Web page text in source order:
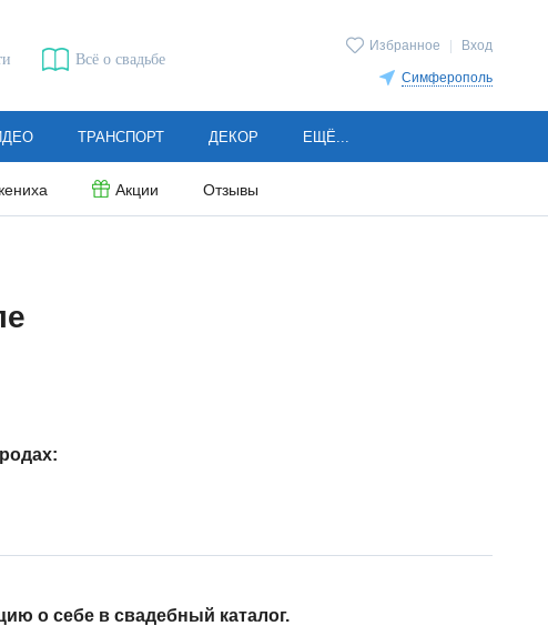
Избранное Вход
Симферополь
Всё о свадьбе
Акции Отзывы
ТРАНСПОРТ ДЕКОР ЕЩЁ...
о себе в свадебный каталог.